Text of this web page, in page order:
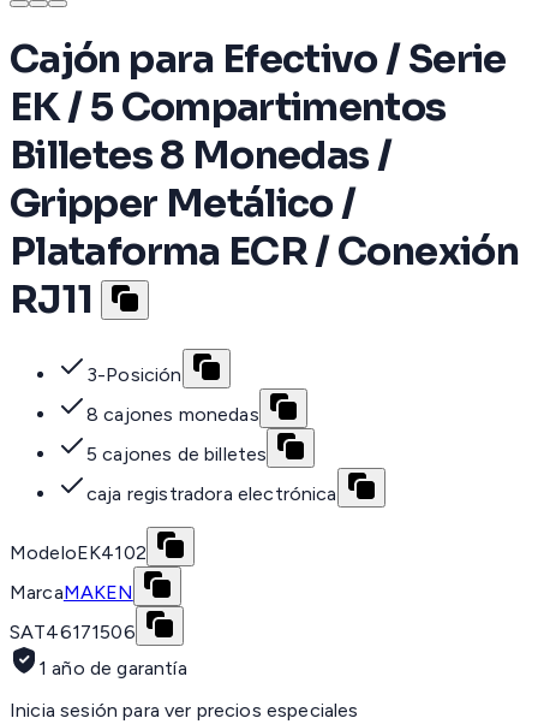
Cajón para Efectivo / Serie
EK / 5 Compartimentos
Billetes 8 Monedas /
Gripper Metálico /
Plataforma ECR / Conexión
RJ11
3-Posición
8 cajones monedas
5 cajones de billetes
caja registradora electrónica
ModeloEK4102
MarcaMAKEN
SAT46171506
1 año de garantía
Inicia sesión para ver precios especiales